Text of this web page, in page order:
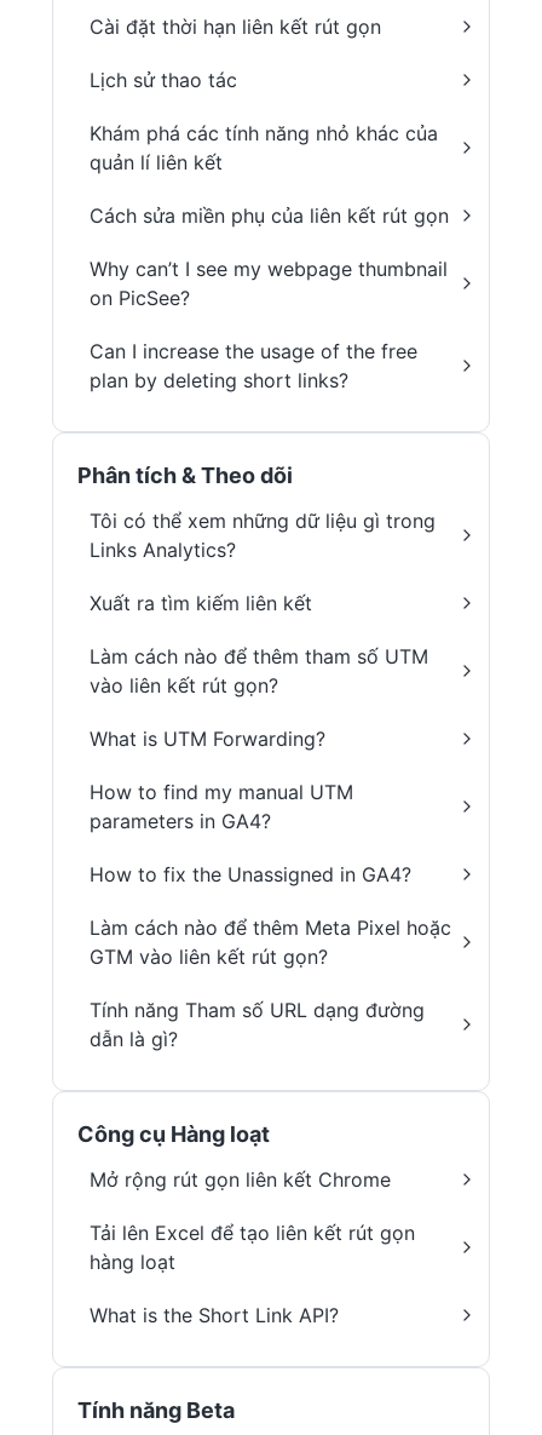
Cài đặt thời hạn liên kết rút gọn
Lịch sử thao tác
Khám phá các tính năng nhỏ khác của
quản lí liên kết
Cách sửa miền phụ của liên kết rút gọn
Why can’t I see my webpage thumbnail
on PicSee?
Can I increase the usage of the free
plan by deleting short links?
Phân tích & Theo dõi
Tôi có thể xem những dữ liệu gì trong
Links Analytics?
Xuất ra tìm kiếm liên kết
Làm cách nào để thêm tham số UTM
vào liên kết rút gọn?
What is UTM Forwarding?
How to find my manual UTM
parameters in GA4?
How to fix the Unassigned in GA4?
Làm cách nào để thêm Meta Pixel hoặc
GTM vào liên kết rút gọn?
Tính năng Tham số URL dạng đường
dẫn là gì?
Công cụ Hàng loạt
Mở rộng rút gọn liên kết Chrome
Tải lên Excel để tạo liên kết rút gọn
hàng loạt
What is the Short Link API?
Tính năng Beta